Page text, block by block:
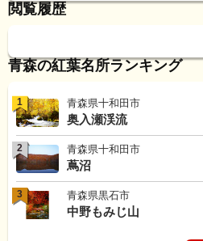
閲覧履歴
青森の紅葉名所ランキング
1 青森県十和田市
奥入瀬渓流
2 青森県十和田市
蔦沼
3 青森県黒石市
中野もみじ山